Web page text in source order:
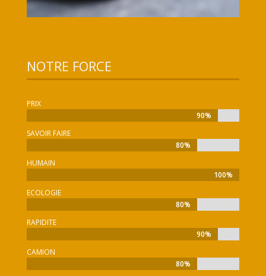
NOTRE FORCE
PRIX
90%
90%
SAVOIR FAIRE
80%
80%
HUMAIN
100%
100%
ECOLOGIE
80%
80%
RAPIDITE
90%
90%
CAMION
80%
80%